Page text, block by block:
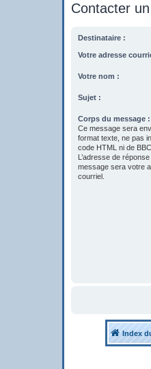
Contacter
Destinataire :
Votre adresse
Votre nom :
Sujet :
Corps du message :
Ce message sera
format texte, ne pas
code HTML ni de
L’adresse de
message sera votre
courriel.
Index